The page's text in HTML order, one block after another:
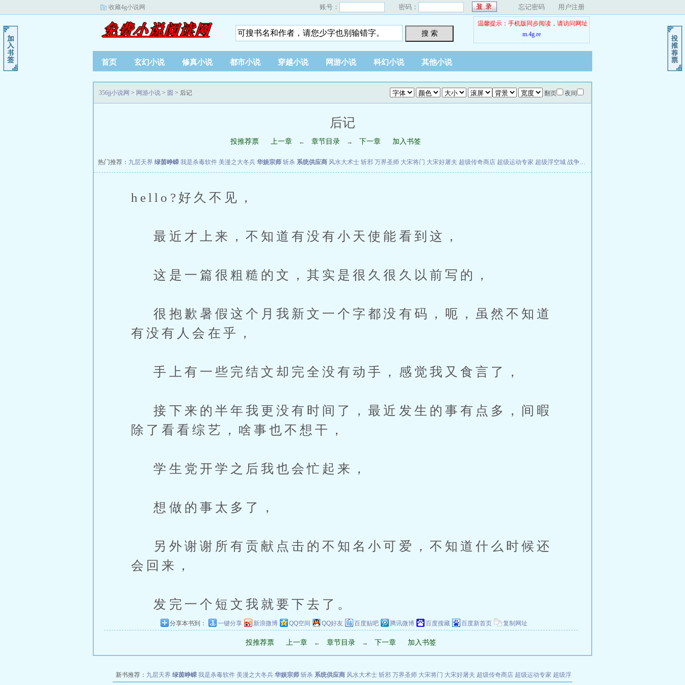
收藏4g小说网 账号： 密码： 忘记密码 用户注册
搜 索
温馨提示：手机版同步阅读，请访问网址
m.4g.re
首页 玄幻小说 修真小说 都市小说 穿越小说 网游小说 科幻小说 其他小说
翻页 夜间
356jj小说网 > 网游小说 > 圆 > 后记
后记
投推荐票 上一章 ← 章节目录 → 下一章 加入书签
热门推荐： 九层天界 绿茵峥嵘 我是杀毒软件 美漫之大冬兵 华娱宗师 斩杀 系统供应商 风水大术士 斩邪 万界圣师 大宋将门 大宋好屠夫 超级传奇商店 超级运动专家 超级浮空城 战争天堂
hello?好久不见，
最近才上来，不知道有没有小天使能看到这，
这是一篇很粗糙的文，其实是很久很久以前写的，
很抱歉暑假这个月我新文一个字都没有码，呃，虽然不知道
有没有人会在乎，
手上有一些完结文却完全没有动手，感觉我又食言了，
接下来的半年我更没有时间了，最近发生的事有点多，间暇
除了看看综艺，啥事也不想干，
学生党开学之后我也会忙起来，
想做的事太多了，
另外谢谢所有贡献点击的不知名小可爱，不知道什么时候还
会回来，
发完一个短文我就要下去了。
分享本书到： 一键分享 新浪微博 QQ空间 QQ好友 百度贴吧 腾讯微博 百度搜藏 百度新首页 复制网址
投推荐票 上一章 ← 章节目录 → 下一章 加入书签
新书推荐： 九层天界 绿茵峥嵘 我是杀毒软件 美漫之大冬兵 华娱宗师 斩杀 系统供应商 风水大术士 斩邪 万界圣师 大宋将门 大宋好屠夫 超级传奇商店 超级运动专家 超级浮